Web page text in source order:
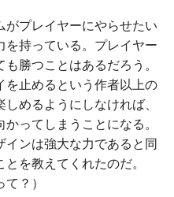
プレイヤーにやらせたい
を持っている。プレイヤー
勝つことはあるだろう。
を止めるという作者以上の
めるようにしなければ、
ってしまうことになる。
インは強大な力であると同
を教えてくれたのだ。
？）